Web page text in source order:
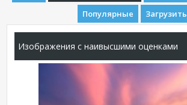
Популярные
Загрузить
Изображения с наивысшими оценками